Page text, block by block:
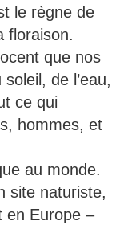
le règne de
floraison.
que nos
de l’eau,
ce qui
hommes, et
au monde.
site naturiste,
en Europe –